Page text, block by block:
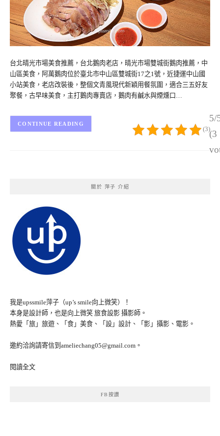
台北晴光市場美食推薦，台北鵝肉老店，晴光市場雙城街鵝肉推薦，中
山區美食，阿萬鵝肉位於臺北市中山區雙城街17之1號，近捷運中山國
小站美食，老店改裝後，整個文青風現代新穎用餐氛圍，適合三五好友
聚餐，古早味美食，主打鵝肉專賣店，鵝肉有鹹水與煙燻口…
5/
(3
(3)
CONTINUE READING
關於 萍子 介紹
我是upssmile萍子（up’s smile向上微笑）！
本身是設計師，也是向上微笑 旅食設影 攝影師。
熱愛「旅」旅遊、「食」美食、「設」設計、「影」攝影、電影。
邀約洽詢請寄信到ameliechang05@gmail.com。
閱讀全文
FB按讚